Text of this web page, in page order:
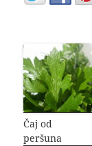
Čaj od
peršuna